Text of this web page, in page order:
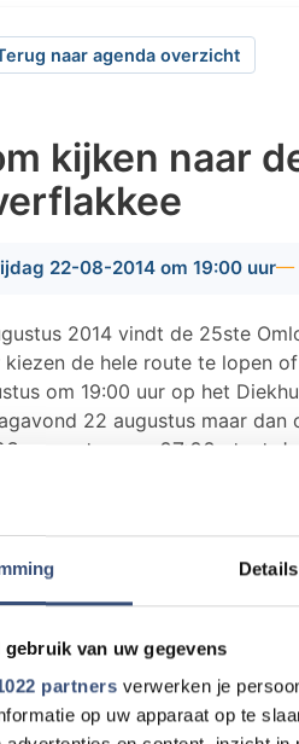
Details
van uw gegevens
partners verwerken je
op uw apparaat op te
naar agenda overzicht
kijken naar
22-08-2014 om 19:00 uur
2014 vindt de 25ste
de hele route te lopen
om 19:00 uur op het
22 augustus maar dan
augustus om 07:00 start
voor de 15 km
De 5 km kinderomloop
van alle afstanden is
is te vinden op de site
roept inwoners